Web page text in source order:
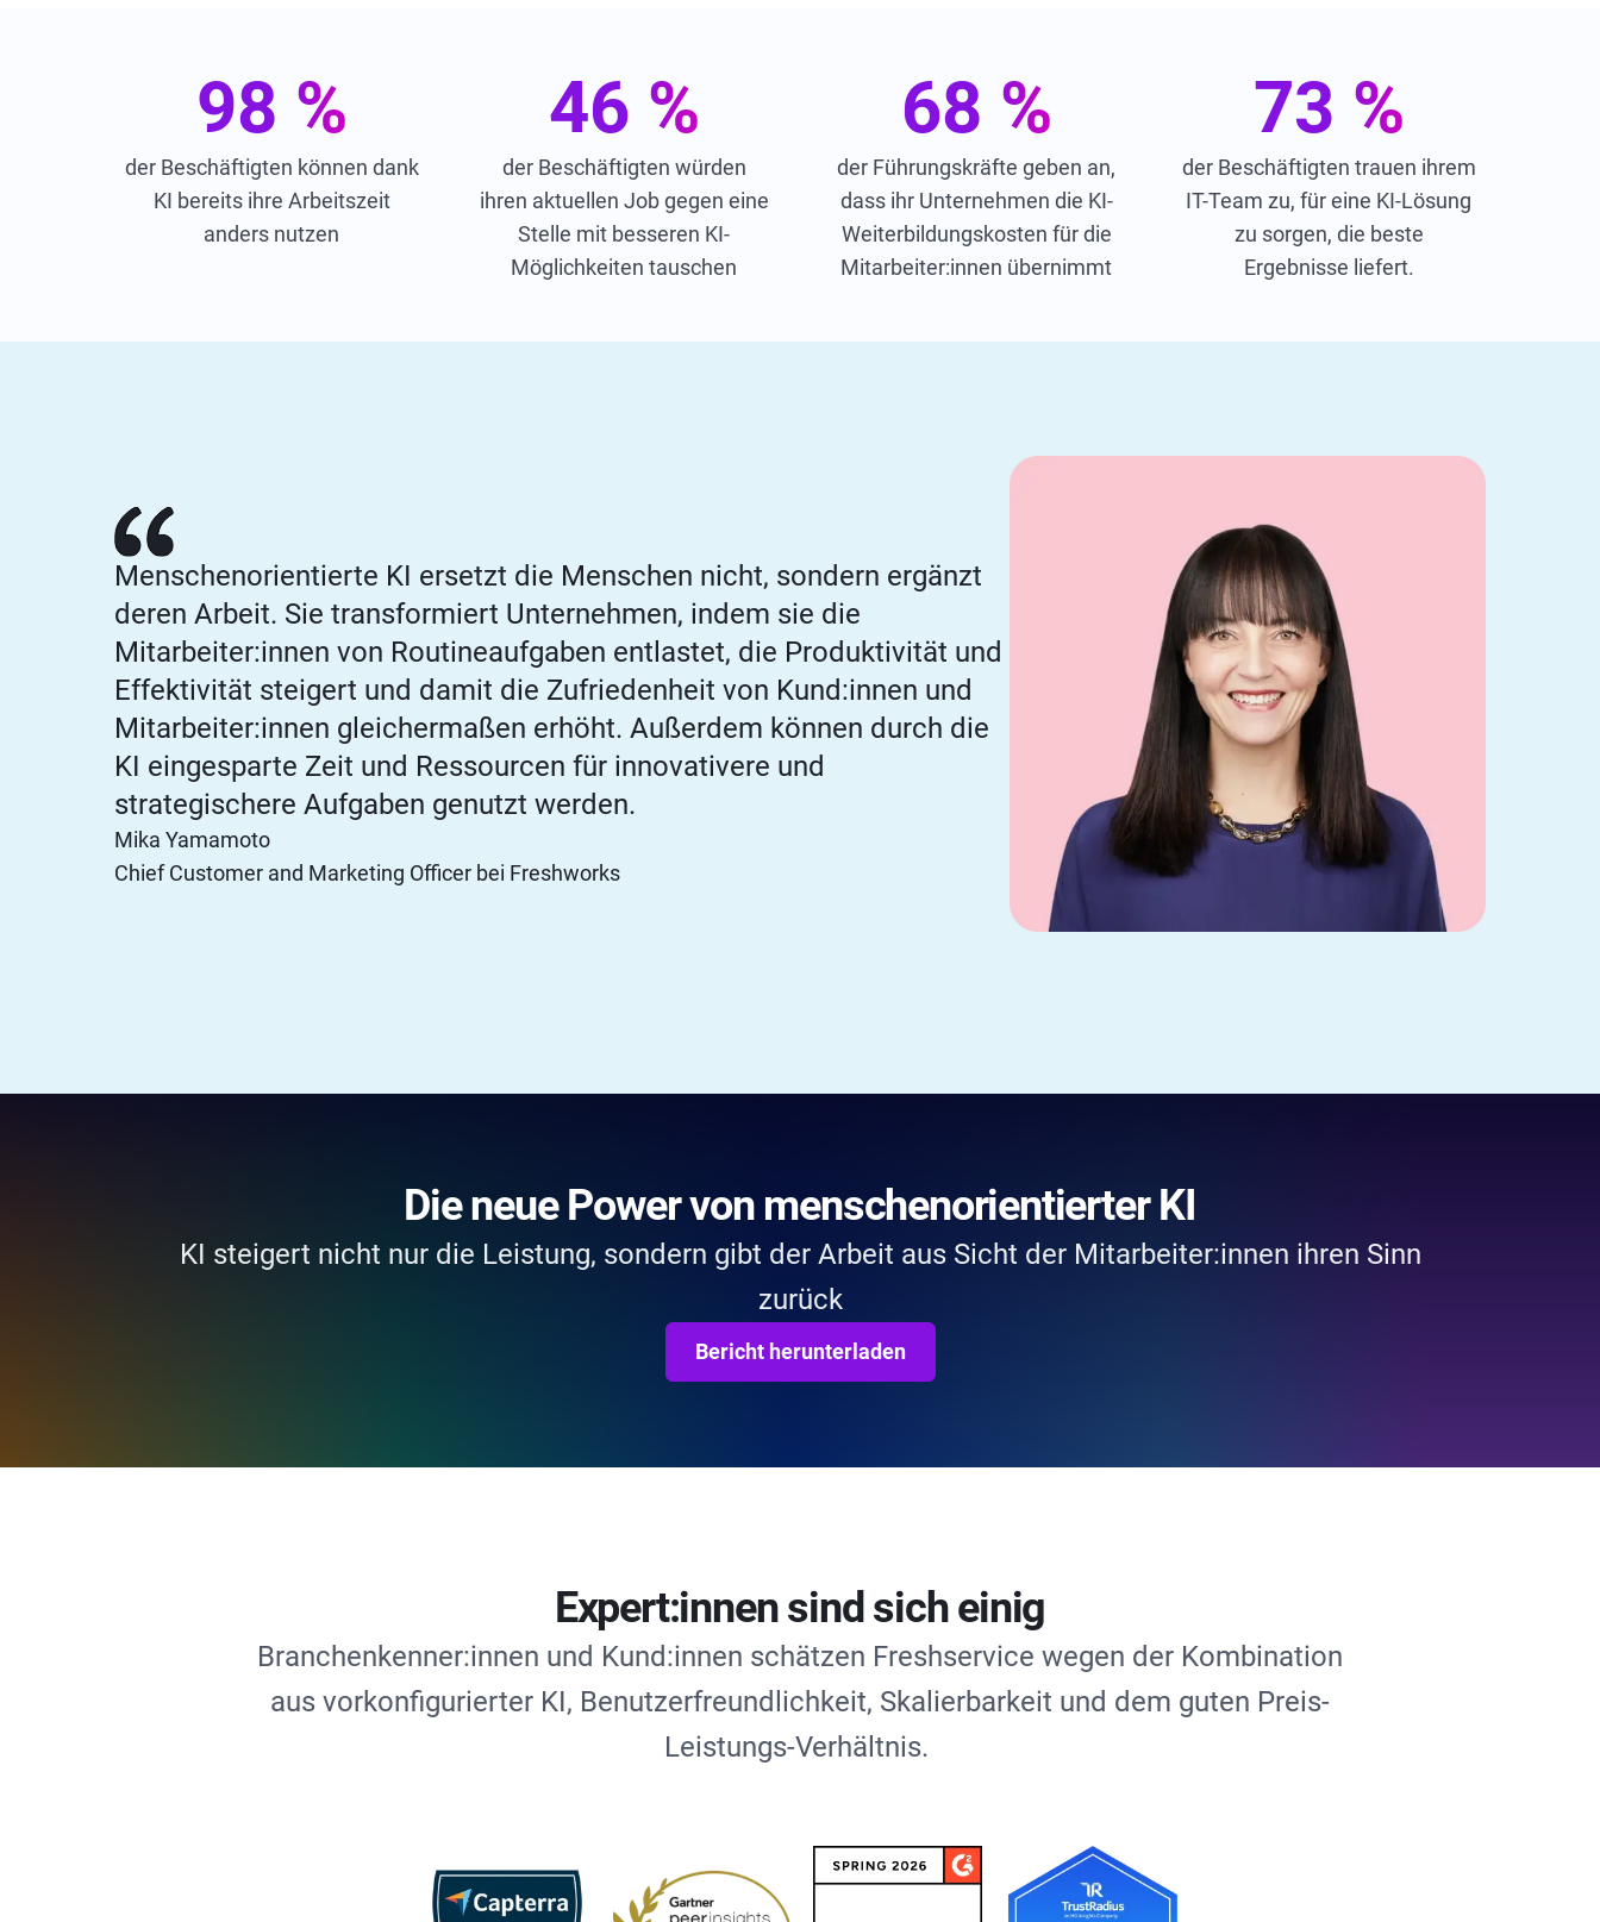
98 %
der Beschäftigten können dank
KI bereits ihre Arbeitszeit
anders nutzen
46 %
der Beschäftigten würden
ihren aktuellen Job gegen eine
Stelle mit besseren KI-
Möglichkeiten tauschen
68 %
der Führungskräfte geben an,
dass ihr Unternehmen die KI-
Weiterbildungskosten für die
Mitarbeiter:innen übernimmt
73 %
der Beschäftigten trauen ihrem
IT-Team zu, für eine KI-Lösung
zu sorgen, die beste
Ergebnisse liefert.
Menschenorientierte KI ersetzt die Menschen nicht, sondern ergänzt
deren Arbeit. Sie transformiert Unternehmen, indem sie die
Mitarbeiter:innen von Routineaufgaben entlastet, die Produktivität und
Effektivität steigert und damit die Zufriedenheit von Kund:innen und
Mitarbeiter:innen gleichermaßen erhöht. Außerdem können durch die
KI eingesparte Zeit und Ressourcen für innovativere und
strategischere Aufgaben genutzt werden.
Mika Yamamoto
Chief Customer and Marketing Officer bei Freshworks
Die neue Power von menschenorientierter KI
KI steigert nicht nur die Leistung, sondern gibt der Arbeit aus Sicht der Mitarbeiter:innen ihren Sinn
zurück
Bericht herunterladen
Expert:innen sind sich einig
Branchenkenner:innen und Kund:innen schätzen Freshservice wegen der Kombination
aus vorkonfigurierter KI, Benutzerfreundlichkeit, Skalierbarkeit und dem guten Preis-
Leistungs-Verhältnis.